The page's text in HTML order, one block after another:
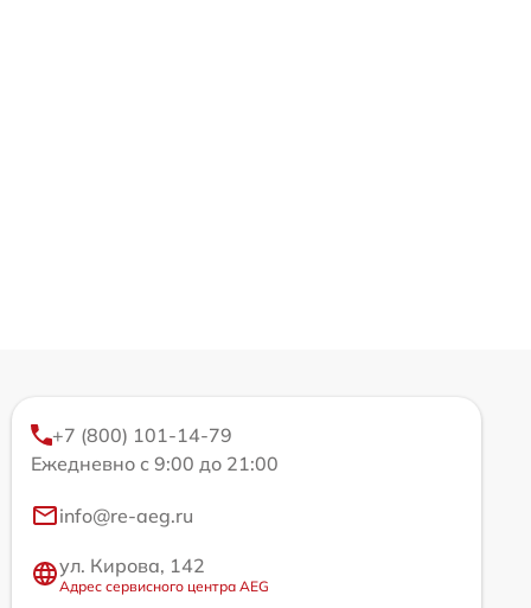
+7 (800) 101-14-79
Ежедневно с 9:00 до 21:00
info@re-aeg.ru
ул. Кирова, 142
Адрес сервисного центра AEG